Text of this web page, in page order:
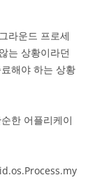
라운드 프로세
는 상황이라던
해야 하는 상황
한 어플리케이